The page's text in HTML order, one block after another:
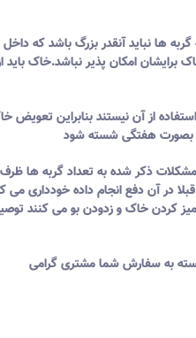
نباید آنقدر بزرگ باشد که داخل
امکان پذیر نباشد.خاک باید
از آن نیستند بنابراین تعویض
ذکر شده به تعداد گربه ها
آن دفع انجام داده خودداری می
کردن خاک و زدودن بو می کنند